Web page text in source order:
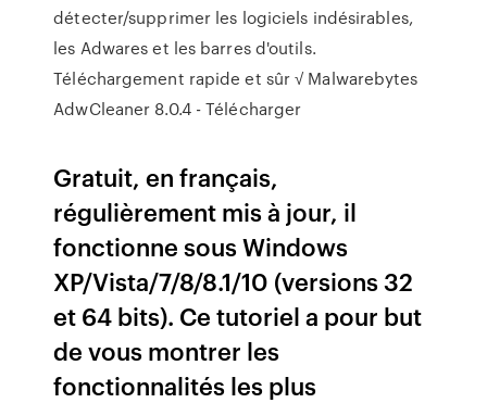
détecter/supprimer les logiciels indésirables,
les Adwares et les barres d'outils.
Téléchargement rapide et sûr √ Malwarebytes
AdwCleaner 8.0.4 - Télécharger
Gratuit, en français,
régulièrement mis à jour, il
fonctionne sous Windows
XP/Vista/7/8/8.1/10 (versions 32
et 64 bits). Ce tutoriel a pour but
de vous montrer les
fonctionnalités les plus